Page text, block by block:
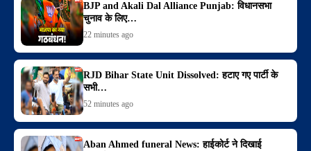
BJP and Akali Dal Alliance Punjab: विधानसभा
चुनाव के लिए…
22 minutes ago
RJD Bihar State Unit Dissolved: हटाए गए पार्टी के
सभी…
52 minutes ago
Aban Ahmed funeral News: हाईकोर्ट ने दिखाई